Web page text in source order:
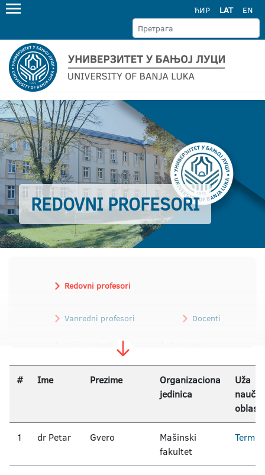
ЋИР LAT EN
REDOVNI PROFESORI
Redovni profesori
Vanredni profesori Docenti
# Ime Prezime
Organizaciona
jedinica
Uža
oblast
1 dr Petar Gvero
Mašinski
fakultet